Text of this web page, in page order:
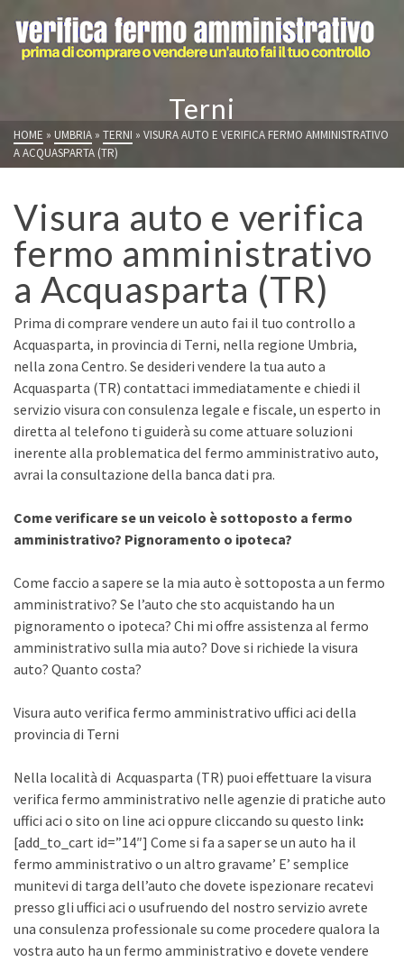
Terni
HOME » UMBRIA » TERNI » VISURA AUTO E VERIFICA FERMO AMMINISTRATIVO
A ACQUASPARTA (TR)
Visura auto e verifica
fermo amministrativo
a Acquasparta (TR)
Prima di comprare vendere un auto fai il tuo controllo a
Acquasparta, in provincia di Terni, nella regione Umbria,
nella zona Centro. Se desideri vendere la tua auto a
Acquasparta (TR) contattaci immediatamente e chiedi il
servizio visura con consulenza legale e fiscale, un esperto in
diretta al telefono ti guiderà su come attuare soluzioni
inerente alla problematica del fermo amministrativo auto,
avrai la consultazione della banca dati pra.
Come verificare se un veicolo è sottoposto a fermo
amministrativo? Pignoramento o ipoteca?
Come faccio a sapere se la mia auto è sottoposta a un fermo
amministrativo? Se l’auto che sto acquistando ha un
pignoramento o ipoteca? Chi mi offre assistenza al fermo
amministrativo sulla mia auto? Dove si richiede la visura
auto? Quanto costa?
Visura auto verifica fermo amministrativo uffici aci della
provincia di Terni
Nella località di Acquasparta (TR) puoi effettuare la visura
verifica fermo amministrativo nelle agenzie di pratiche auto
uffici aci o sito on line aci oppure cliccando su questo link:
[add_to_cart id=”14″] Come si fa a saper se un auto ha il
fermo amministrativo o un altro gravame’ E’ semplice
munitevi di targa dell’auto che dovete ispezionare recatevi
presso gli uffici aci o usufruendo del nostro servizio avrete
una consulenza professionale su come procedere qualora la
vostra auto ha un fermo amministrativo e dovete vendere